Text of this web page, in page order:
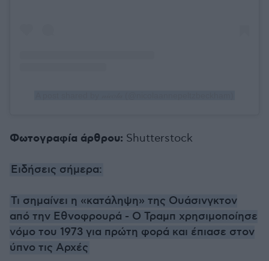
Φωτογραφία άρθρου: Shutterstock
Ειδήσεις σήμερα:
Τι σημαίνει η «κατάληψη» της Ουάσινγκτον
από την Εθνοφρουρά - Ο Τραμπ χρησιμοποίησε
νόμο του 1973 για πρώτη φορά και έπιασε στον
ύπνο τις Αρχές